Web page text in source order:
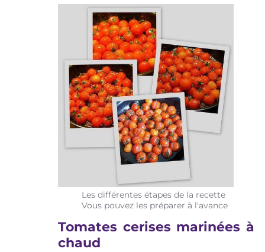
Les différentes étapes de la recette
Vous pouvez les préparer à l'avance
Tomates cerises marinées à
chaud